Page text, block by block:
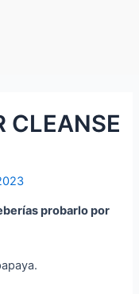
CLEANSE
probarlo por